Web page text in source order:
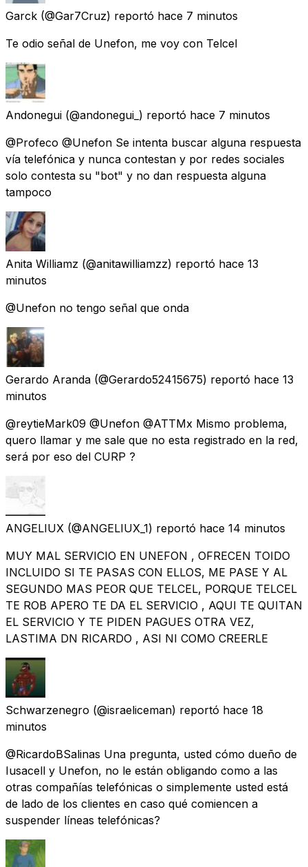
Garck (@Gar7Cruz) reportó hace 7 minutos
Te odio señal de Unefon, me voy con Telcel
Andonegui (@andonegui_) reportó hace 7 minutos
@Profeco @Unefon Se intenta buscar alguna respuesta
vía telefónica y nunca contestan y por redes sociales
solo contesta su "bot" y no dan respuesta alguna
tampoco
Anita Williamz (@anitawilliamzz) reportó hace 13
minutos
@Unefon no tengo señal que onda
Gerardo Aranda (@Gerardo52415675) reportó hace 13
minutos
@reytieMark09 @Unefon @ATTMx Mismo problema,
quero llamar y me sale que no esta registrado en la red,
será por eso del CURP ?
ANGELIUX (@ANGELIUX_1) reportó hace 14 minutos
MUY MAL SERVICIO EN UNEFON , OFRECEN TOIDO
INCLUIDO SI TE PASAS CON ELLOS, ME PASE Y AL
SEGUNDO MAS PEOR QUE TELCEL, PORQUE TELCEL
TE ROB APERO TE DA EL SERVICIO , AQUI TE QUITAN
EL SERVICIO Y TE PIDEN PAGUES OTRA VEZ,
LASTIMA DN RICARDO , ASI NI COMO CREERLE
Schwarzenegro (@israeliceman) reportó hace 18
minutos
@RicardoBSalinas Una pregunta, usted cómo dueño de
Iusacell y Unefon, no le están obligando como a las
otras compañías telefónicas o simplemente usted está
de lado de los clientes en caso qué comiencen a
suspender líneas telefónicas?